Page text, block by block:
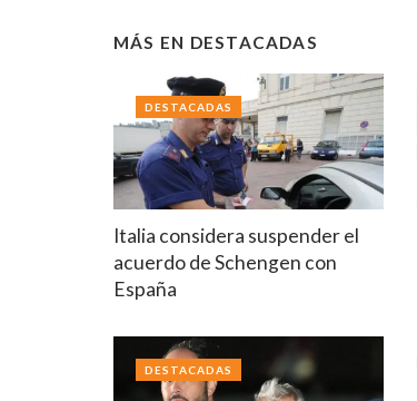
MÁS EN DESTACADAS
Italia considera suspender el
acuerdo de Schengen con
España
DESTACADAS
DESTACADAS